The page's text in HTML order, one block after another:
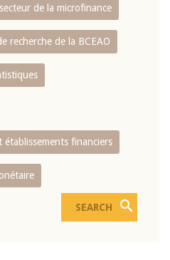
de la microfinance
recherche de la BCEAO
financiers